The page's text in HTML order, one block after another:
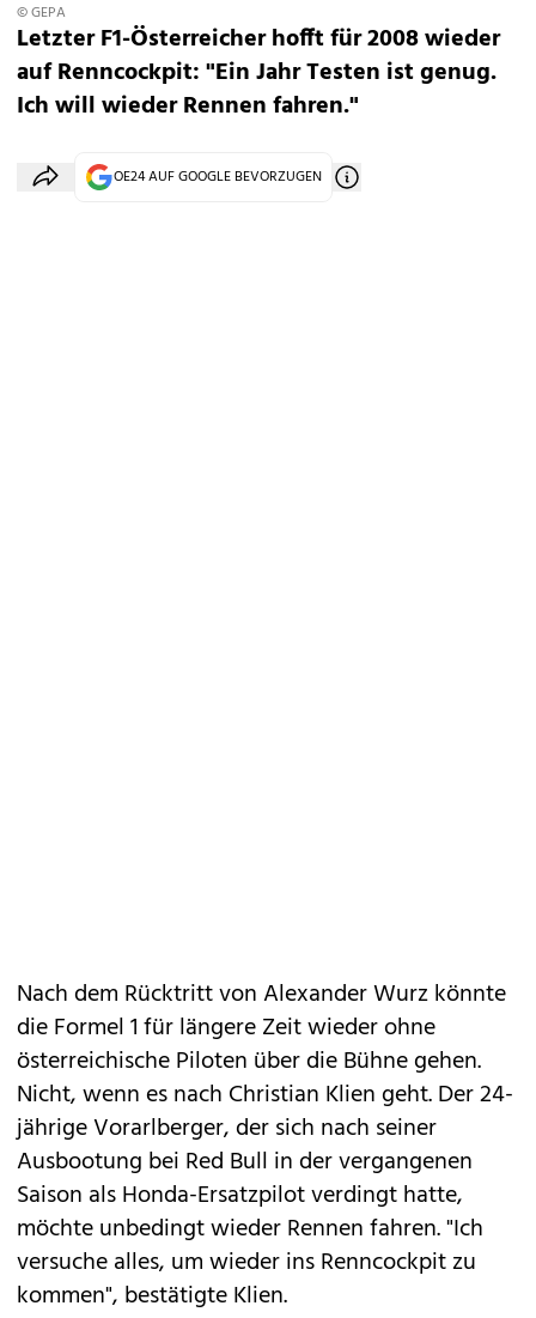
© GEPA
Letzter F1-Österreicher hofft für 2008 wieder
auf Renncockpit: "Ein Jahr Testen ist genug.
Ich will wieder Rennen fahren."
OE24 AUF GOOGLE BEVORZUGEN
Nach dem Rücktritt von Alexander Wurz könnte
die Formel 1 für längere Zeit wieder ohne
österreichische Piloten über die Bühne gehen.
Nicht, wenn es nach Christian Klien geht. Der 24-
jährige Vorarlberger, der sich nach seiner
Ausbootung bei Red Bull in der vergangenen
Saison als Honda-Ersatzpilot verdingt hatte,
möchte unbedingt wieder Rennen fahren. "Ich
versuche alles, um wieder ins Renncockpit zu
kommen", bestätigte Klien.